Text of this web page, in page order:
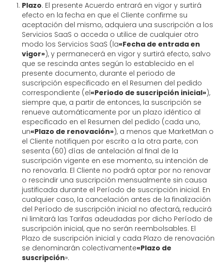
Plazo. El presente Acuerdo entrará en vigor y surtirá
efecto en la fecha en que el Cliente confirme su
aceptación del mismo, adquiera una suscripción a los
Servicios SaaS o acceda o utilice de cualquier otro
modo los Servicios SaaS (la«Fecha de entrada en
vigor»), y permanecerá en vigor y surtirá efecto, salvo
que se rescinda antes según lo establecido en el
presente documento, durante el periodo de
suscripción especificado en el Resumen del pedido
correspondiente (el«Periodo de suscripción inicial»),
siempre que, a partir de entonces, la suscripción se
renueve automáticamente por un plazo idéntico al
especificado en el Resumen del pedido (cada uno,
un«Plazo de renovación»), a menos que MarketMan o
el Cliente notifiquen por escrito a la otra parte, con
sesenta (60) días de antelación al final de la
suscripción vigente en ese momento, su intención de
no renovarla. El Cliente no podrá optar por no renovar
o rescindir una suscripción mensualmente sin causa
justificada durante el Período de suscripción inicial. En
cualquier caso, la cancelación antes de la finalización
del Período de suscripción inicial no afectará, reducirá
ni limitará las Tarifas adeudadas por dicho Período de
suscripción inicial, que no serán reembolsables. El
Plazo de suscripción inicial y cada Plazo de renovación
se denominarán colectivamente«Plazo de
suscripción».